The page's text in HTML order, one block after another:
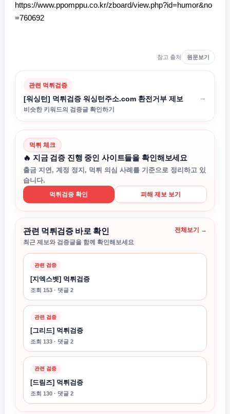
https://www.ppomppu.co.kr/zboard/view.php?id=humor&no
=760692
참고 출처 원문보기
관련 먹튀검증
[워싱턴] 먹튀검증 워싱턴주소.com 환전거부 제보
비슷한 키워드의 검증글 확인하기
→
먹튀 체크
🔥 지금 검증 진행 중인 사이트들을 확인해보세요
출금 지연, 계정 정지, 먹튀 의심 사례를 기준으로 정리하고 있
습니다.
먹튀검증 확인 피해 제보 보기
관련 먹튀검증 바로 확인
최근 제보와 검증글을 함께 확인해보세요
전체보기 →
관련 검증
[지엑스벳] 먹튀검증
조회 153 · 댓글 2
관련 검증
[그리드] 먹튀검증
조회 133 · 댓글 2
관련 검증
[드림즈] 먹튀검증
조회 130 · 댓글 2